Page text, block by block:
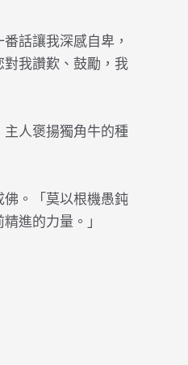
話讓我深感自卑，
對我讚歎、鼓勵，我
人褒揚獨角牛的種
。「莫以根機愚鈍
進的力量。」